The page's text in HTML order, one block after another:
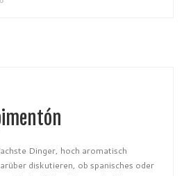
Dinger, hoch aromatisch
diskutieren, ob spanisches oder